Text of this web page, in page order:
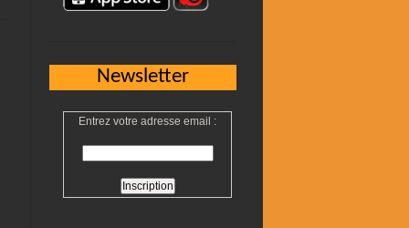
Newsletter
Entrez votre adresse email :